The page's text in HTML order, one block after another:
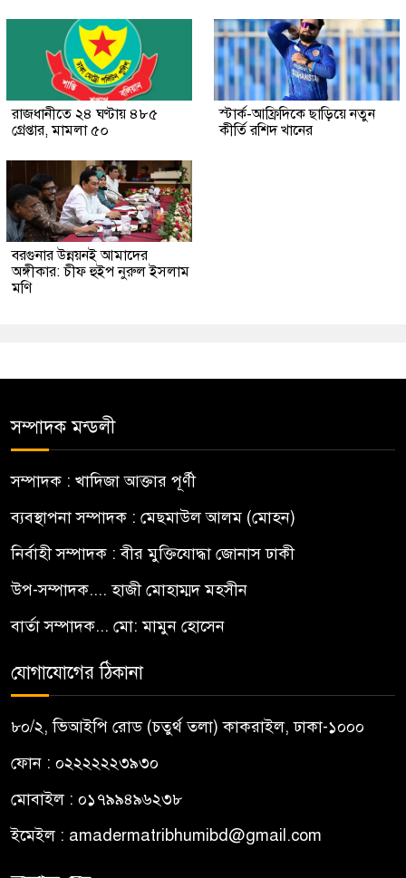
রাজধানীতে ২৪ ঘণ্টায় ৪৮৫
গ্রেপ্তার, মামলা ৫০
স্টার্ক-আফ্রিদিকে ছাড়িয়ে নতুন
কীর্তি রশিদ খানের
বরগুনার উন্নয়নই আমাদের
অঙ্গীকার: চীফ হুইপ নুরুল ইসলাম
মণি
সম্পাদক মন্ডলী
সম্পাদক : খাদিজা আক্তার পূর্ণী
ব্যবস্থাপনা সম্পাদক : মেছমাউল আলম (মোহন)
নির্বাহী সম্পাদক : বীর মুক্তিযোদ্ধা জোনাস ঢাকী
উপ-সম্পাদক.... হাজী মোহাম্মদ মহসীন
বার্তা সম্পাদক... মো: মামুন হোসেন
যোগাযোগের ঠিকানা
৮০/২, ভিআইপি রোড (চতুর্থ তলা) কাকরাইল, ঢাকা-১০০০
ফোন : ০২২২২২২৩৯৩০
মোবাইল : ০১৭৯৯৪৯৬২৩৮
ইমেইল : amadermatribhumibd@gmail.com